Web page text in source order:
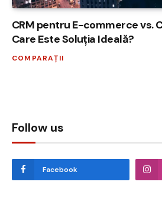
CRM pentru E-commerce vs.
Care Este Soluția Ideală?
COMPARAȚII
Follow us
Facebook